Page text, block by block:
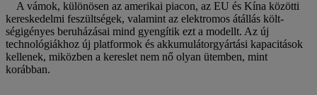
A vámok, különösen az amerikai piacon, az EU és Kína közötti
kereskedelmi feszültségek, valamint az elektromos átállás költ-
ségigényes beruházásai mind gyengítik ezt a modellt. Az új
technológiákhoz új platformok és akkumulátorgyártási kapacitások
kellenek, miközben a kereslet nem nő olyan ütemben, mint
korábban.